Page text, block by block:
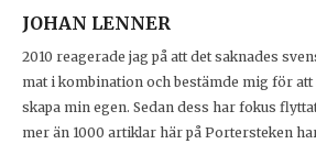
JOHAN LENNER
2010 reagerade jag på att det saknades
mat i kombination och bestämde mig för
skapa min egen. Sedan dess har fokus
mer än 1000 artiklar här på Portersteken